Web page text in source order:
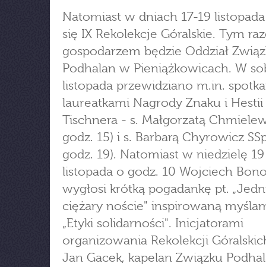
Natomiast w dniach 17-19
się IX Rekolekcje Góralskie. Tym
gospodarzem będzie Oddział
Podhalan w Pieniążkowicach. W
listopada przewidziano m.in.
laureatkami Nagrody Znaku i Hestii
Tischnera - s. Małgorzatą
godz. 15) i s. Barbarą Chyrowicz
godz. 19). Natomiast w niedzielę 19
listopada o godz. 10 Wojciech
wygłosi krótką pogadankę pt.
ciężary noście" inspirowaną
„Etyki solidarności". Inicjatorami
organizowania Rekolekcji
Jan Gacek, kapelan Związku